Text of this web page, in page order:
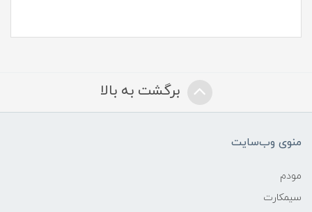
برگشت به بالا
منوی وب‌سایت
مودم
سیمکارت